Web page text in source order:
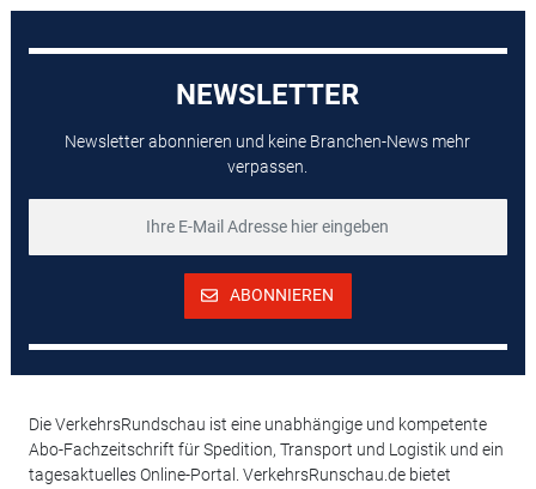
NEWSLETTER
Newsletter abonnieren und keine Branchen-News mehr
verpassen.
ABONNIEREN
Die VerkehrsRundschau ist eine unabhängige und kompetente
Abo-Fachzeitschrift für Spedition, Transport und Logistik und ein
tagesaktuelles Online-Portal. VerkehrsRunschau.de bietet